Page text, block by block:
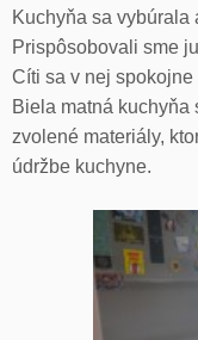
Kuchyňa sa vybúrala
Prispôsobovali sme
Cíti sa v nej spokojne
Biela matná kuchyňa
zvolené materiály,
údržbe kuchyne.